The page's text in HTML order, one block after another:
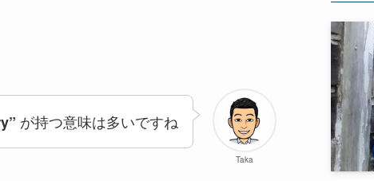
Taka
が持つ意味は多いですね